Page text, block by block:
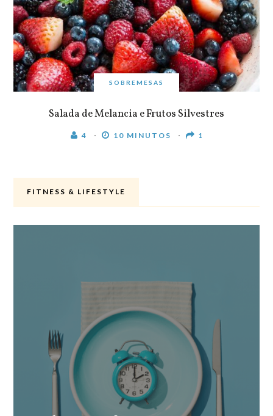
SOBREMESAS
Salada de Melancia e Frutos Silvestres
4 10 MINUTOS 1
FITNESS & LIFESTYLE